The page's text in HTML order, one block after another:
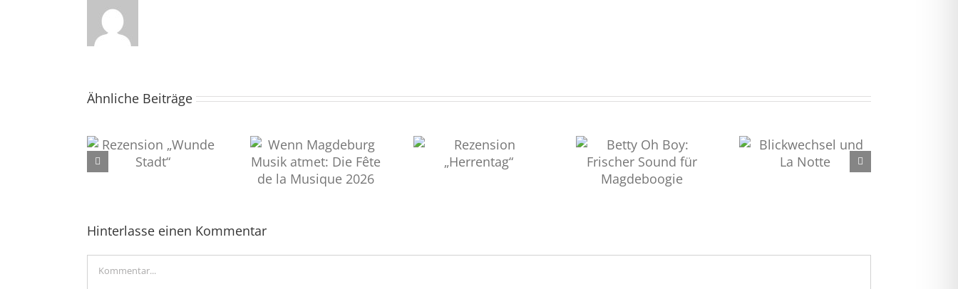
Ähnliche Beiträge
Wenn Magdeburg Musik
Rezension „Herrentag“
Betty Oh Boy: Frischer
Blickwechsel und La
Notte
Hinterlasse einen Kommentar